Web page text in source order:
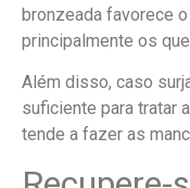
bronzeada favorece
principalmente os
Além disso, caso
suficiente para tratar
tende a fazer as